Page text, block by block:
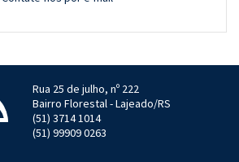
Rua 25 de julho, nº 222
Bairro Florestal - Lajeado/RS
(51) 3714 1014
(51) 99909 0263